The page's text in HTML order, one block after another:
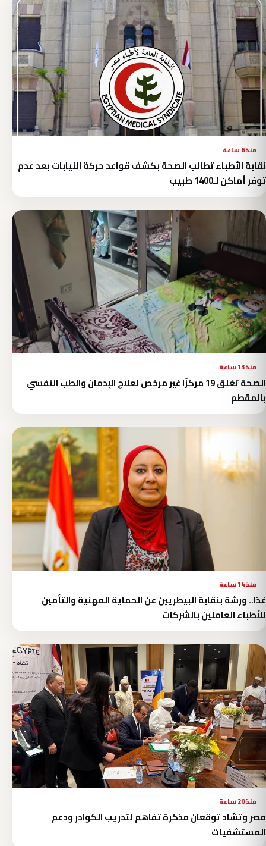
منذ 6 ساعة
نقابة الأطباء تطالب الصحة بكشف قواعد حركة النيابات بعد عدم
توفر أماكن لـ1400 طبيب
منذ 13 ساعة
الصحة تغلق 19 مركزًا غير مرخص لعلاج الإدمان والطب النفسي
بالمقطم
منذ 14 ساعة
غدًا.. ورشة بنقابة البيطريين عن الحماية المهنية والتأمين
للأطباء العاملين بالشركات
منذ 20 ساعة
مصر وتشاد توقعان مذكرة تفاهم لتدريب الكوادر ودعم
المستشفيات